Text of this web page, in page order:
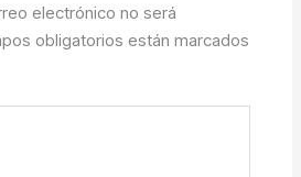
electrónico no será
obligatorios están marcados